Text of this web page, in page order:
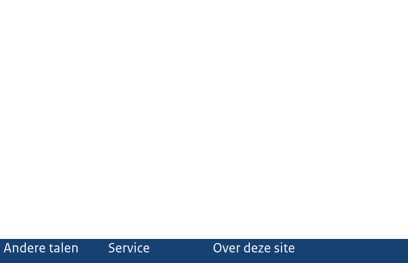
Andere talen Service Over deze site